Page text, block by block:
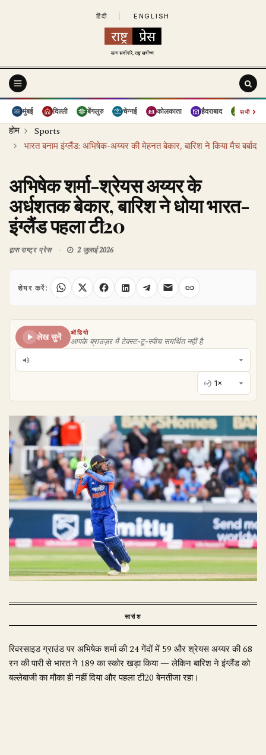
हिंदी ENGLISH
मुंबई दिल्ली बेंगलुरु चेन्नई कोलकाता हैदराबाद पुणे
सभी›
होम
Sports
भारत बनाम इंग्लैंड: अभिषेक-अय्यर की मेहनत बेकार, बारिश ने किया मैच बर्बाद
अभिषेक शर्मा-श्रेयस अय्यर के
अर्धशतक बेकार, बारिश ने धोया भारत-
इंग्लैंड पहला टी20
द्वाराराष्ट्र प्रेस 2 जुलाई 2026
शेयर करें:
लेख सुनें
ऑडियो
आपके ब्राउज़र में टेक्स्ट-टू-स्पीच समर्थित नहीं है
सारांश
रिवरसाइड ग्राउंड पर अभिषेक शर्मा की 24 गेंदों में 59 और श्रेयस अय्यर की 68
रन की पारी से भारत ने 189 का स्कोर खड़ा किया — लेकिन बारिश ने इंग्लैंड को
बल्लेबाजी का मौका ही नहीं दिया और पहला टी20 बेनतीजा रहा।